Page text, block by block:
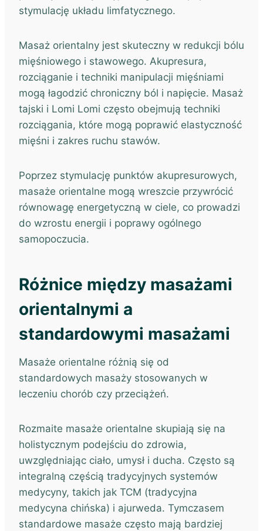
stymulację układu limfatycznego.
Masaż orientalny jest skuteczny w redukcji bólu
mięśniowego i stawowego. Akupresura,
rozciąganie i techniki manipulacji mięśniami
mogą łagodzić chroniczny ból i napięcie. Masaż
tajski i Lomi Lomi często obejmują techniki
rozciągania, które mogą poprawić elastyczność
mięśni i zakres ruchu stawów.
Poprzez stymulację punktów akupresurowych,
masaże orientalne mogą wreszcie przywrócić
równowagę energetyczną w ciele, co prowadzi
do wzrostu energii i poprawy ogólnego
samopoczucia.
Różnice między masażami
orientalnymi a
standardowymi masażami
Masaże orientalne różnią się od
standardowych masaży stosowanych w
leczeniu chorób czy przeciążeń.
Rozmaite masaże orientalne skupiają się na
holistycznym podejściu do zdrowia,
uwzględniając ciało, umysł i ducha. Często są
integralną częścią tradycyjnych systemów
medycyny, takich jak TCM (tradycyjna
medycyna chińska) i ajurweda. Tymczasem
standardowe masaże często mają bardziej